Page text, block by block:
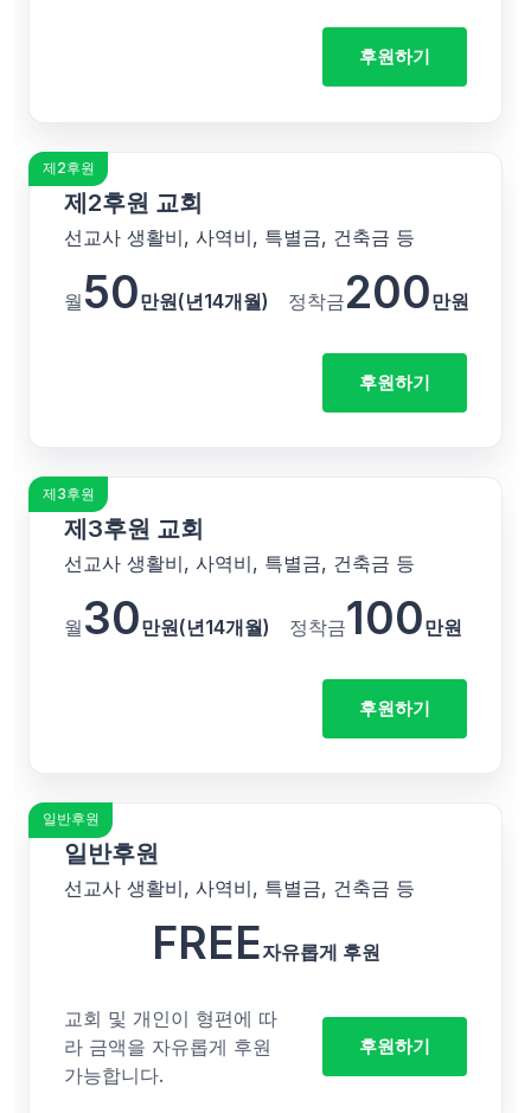
후원하기
제2후원
제2후원 교회
선교사 생활비, 사역비, 특별금, 건축금 등
월 50만원(년14개월) 정착금200만원
후원하기
제3후원
제3후원 교회
선교사 생활비, 사역비, 특별금, 건축금 등
월 30만원(년14개월) 정착금100만원
후원하기
일반후원
일반후원
선교사 생활비, 사역비, 특별금, 건축금 등
FREE자유롭게 후원
교회 및 개인이 형편에 따
라 금액을 자유롭게 후원
가능합니다.
후원하기